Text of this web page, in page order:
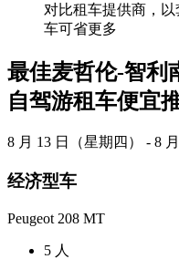
对比租车提供商，
车可省更多
最佳麦哲伦-智利
自驾游租车便宜
8 月 13 日（星期四） - 8
经济型车
Peugeot 208 MT
5 人